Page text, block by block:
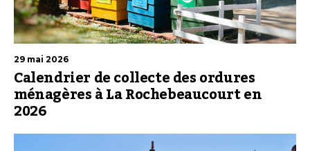
29 mai 2026
Calendrier de collecte des ordures
ménagères à La Rochebeaucourt en
2026